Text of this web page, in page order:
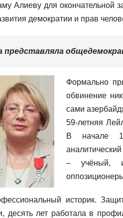
Алиеву для окончательной
демократии и прав
представляла
Формально
обвинение
сами
59-летняя
В начале
– учёный,
историк.
десять лет работала в